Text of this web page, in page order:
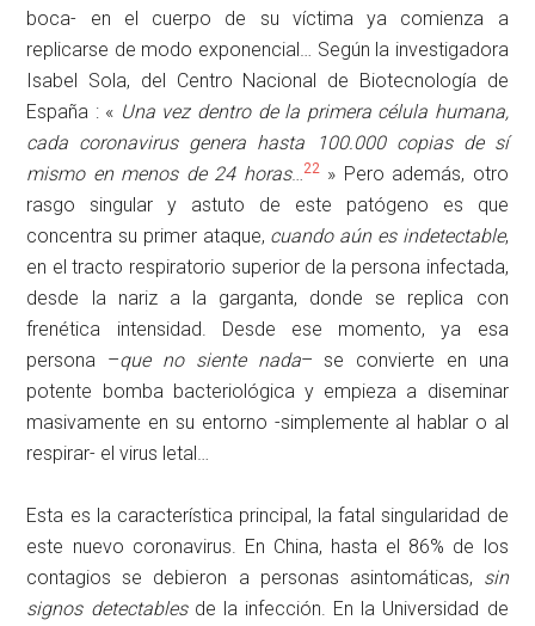
boca- en el cuerpo de su víctima ya comienza a
replicarse de modo exponencial… Según la investigadora
Isabel Sola, del Centro Nacional de Biotecnología de
España : « Una vez dentro de la primera célula humana,
cada coronavirus genera hasta 100.000 copias de sí
mismo en menos de 24 horas…22» Pero además, otro
rasgo singular y astuto de este patógeno es que
concentra su primer ataque, cuando aún es indetectable,
en el tracto respiratorio superior de la persona infectada,
desde la nariz a la garganta, donde se replica con
frenética intensidad. Desde ese momento, ya esa
persona –que no siente nada– se convierte en una
potente bomba bacteriológica y empieza a diseminar
masivamente en su entorno -simplemente al hablar o al
respirar- el virus letal…
Esta es la característica principal, la fatal singularidad de
este nuevo coronavirus. En China, hasta el 86% de los
contagios se debieron a personas asintomáticas, sin
signos detectablesde la infección. En la Universidad de